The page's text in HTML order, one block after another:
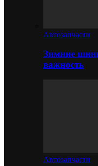
Автозапчасти
Зимние
важность
Автозапчасти